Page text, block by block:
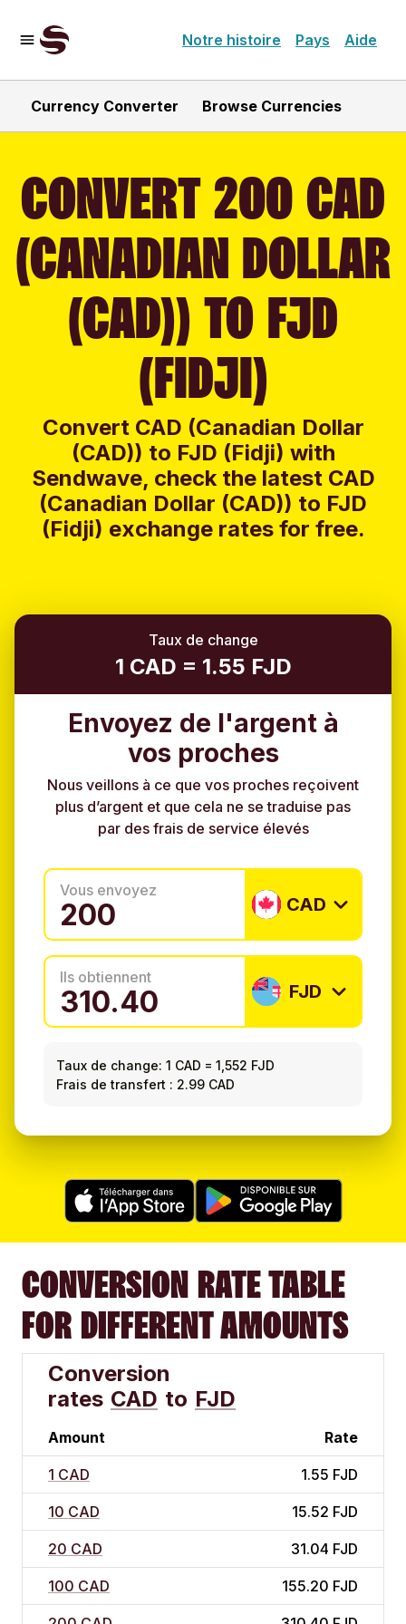
Notre histoire Pays Aide
Currency Converter Browse Currencies
CONVERT 200 CAD
(CANADIAN DOLLAR
(CAD)) TO FJD
(FIDJI)
Convert CAD (Canadian Dollar
(CAD)) to FJD (Fidji) with
Sendwave, check the latest CAD
(Canadian Dollar (CAD)) to FJD
(Fidji) exchange rates for free.
Taux de change
1 CAD = 1.55 FJD
Envoyez de l'argent à
vos proches
Nous veillons à ce que vos proches reçoivent
plus d’argent et que cela ne se traduise pas
par des frais de service élevés
Vous envoyez
CAD
Ils obtiennent
FJD
Taux de change: 1 CAD =1,552 FJD
Frais de transfert : 2.99 CAD
CONVERSION RATE TABLE
FOR DIFFERENT AMOUNTS
Conversion
rates CAD to FJD
Amount Rate
1 CAD 1.55 FJD
10 CAD 15.52 FJD
20 CAD 31.04 FJD
100 CAD 155.20 FJD